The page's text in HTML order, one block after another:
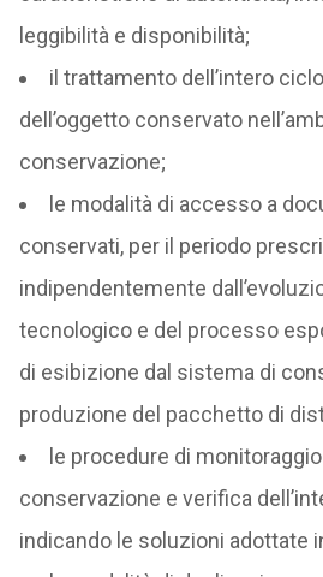
leggibilità e disponibilità;
il trattamento dell’intero
dell’oggetto conservato
conservazione;
le modalità di accesso a
conservati, per il periodo
indipendentemente
tecnologico e del processo
di esibizione dal sistema di
produzione del pacchetto di
le procedure di
conservazione e verifica
indicando le soluzioni adottate